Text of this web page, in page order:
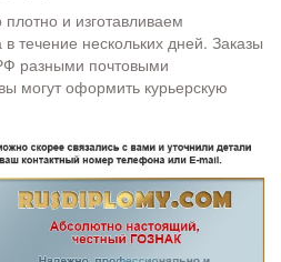
и изготавливаем
течение нескольких дней. Заказы
разными почтовыми
могут оформить курьерскую